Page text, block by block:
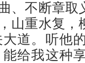
、不断章取
山重水复，
道。听他
给我这种